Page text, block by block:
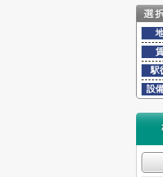
駅
設